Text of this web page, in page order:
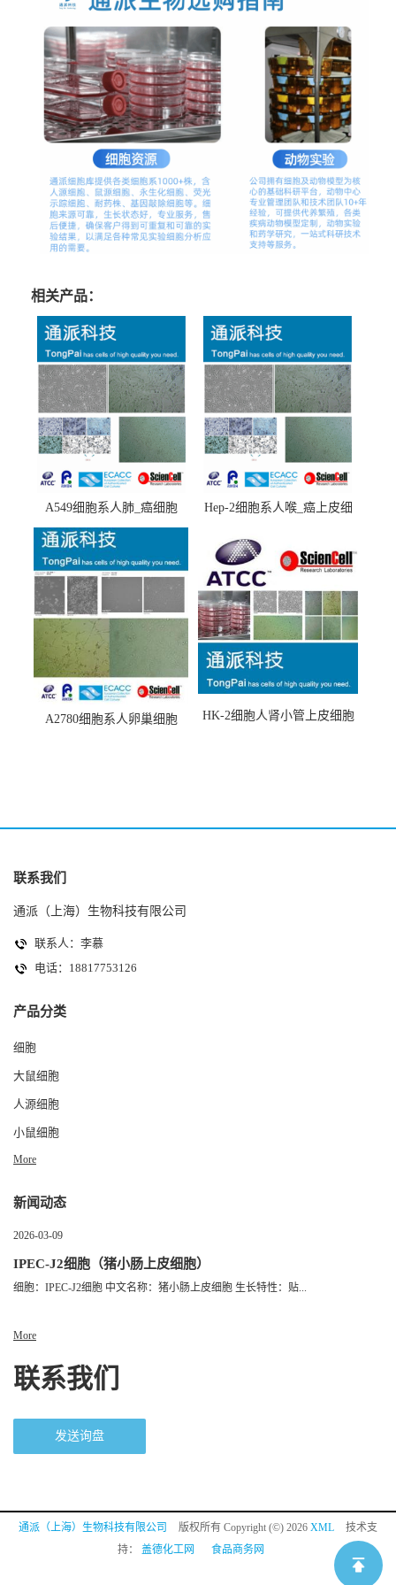
相关产品：
A549细胞系人肺_癌细胞
(A549细胞)
Hep-2细胞系人喉_癌上皮细
A2780细胞系人卵巢细胞
HK-2细胞人肾小管上皮细胞
联系我们
通派（上海）生物科技有限公司
联系人：李慕
电话：18817753126
产品分类
细胞
大鼠细胞
人源细胞
小鼠细胞
More
新闻动态
2026-03-09
IPEC-J2细胞（猪小肠上皮细胞）
细胞：IPEC-J2细胞 中文名称：猪小肠上皮细胞 生长特性：贴...
More
联系我们
发送询盘
通派（上海）生物科技有限公司 版权所有 Copyright (©) 2026 XML
技术支
持： 盖德化工网 食品商务网